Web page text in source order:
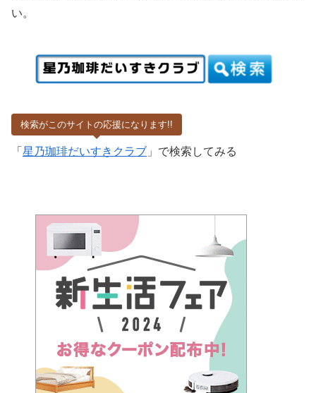
い。
検索がこのサイトの応援になります!!
「 星乃珈琲だいすきクラブ 」で検索してみる